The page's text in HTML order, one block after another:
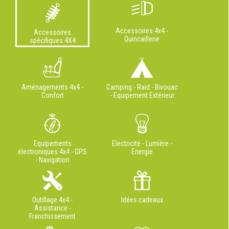
Accessoires
spécifiques 4X4
Accessoires 4x4 -
Quincaillerie
Aménagements 4x4 -
Confort
Camping - Raid - Bivouac
- Equipement Extérieur
Equipements
électroniques 4x4 - GPS
- Navigation
Electricité - Lumière -
Energie
Outillage 4x4 -
Assistance -
Franchissement
Idées cadeaux